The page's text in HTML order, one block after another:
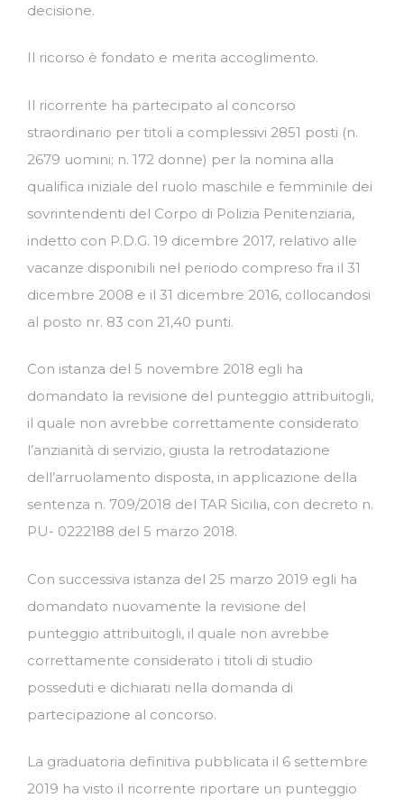
decisione.
Il ricorso è fondato e merita accoglimento.
Il ricorrente ha partecipato al concorso
straordinario per titoli a complessivi 2851 posti (n.
2679 uomini; n. 172 donne) per la nomina alla
qualifica iniziale del ruolo maschile e femminile dei
sovrintendenti del Corpo di Polizia Penitenziaria,
indetto con P.D.G. 19 dicembre 2017, relativo alle
vacanze disponibili nel periodo compreso fra il 31
dicembre 2008 e il 31 dicembre 2016, collocandosi
al posto nr. 83 con 21,40 punti.
Con istanza del 5 novembre 2018 egli ha
domandato la revisione del punteggio attribuitogli,
il quale non avrebbe correttamente considerato
l’anzianità di servizio, giusta la retrodatazione
dell’arruolamento disposta, in applicazione della
sentenza n. 709/2018 del TAR Sicilia, con decreto n.
PU- 0222188 del 5 marzo 2018.
Con successiva istanza del 25 marzo 2019 egli ha
domandato nuovamente la revisione del
punteggio attribuitogli, il quale non avrebbe
correttamente considerato i titoli di studio
posseduti e dichiarati nella domanda di
partecipazione al concorso.
La graduatoria definitiva pubblicata il 6 settembre
2019 ha visto il ricorrente riportare un punteggio